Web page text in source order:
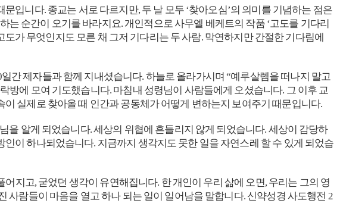
입니다. 종교는 서로 다르지만, 두 날 모두 ‘찾아오심’의 의미를 기념하는 점은
는 순간이 오기를 바라지요. 개인적으로 사무엘 베케트의 작품 ‘고도를 기다리
가 무엇인지도 모른 채 그저 기다리는 두 사람. 막연하지만 간절한 기다림에
간 제자들과 함께 지내셨습니다. 하늘로 올라가시며 “예루살렘을 떠나지 말고
방에 모여 기도했습니다. 마침내 성령님이 사람들에게 오셨습니다. 그 이후 교
실제로 찾아올 때 인간과 공동체가 어떻게 변하는지 보여주기 때문입니다.
을 알게 되었습니다. 세상의 위협에 흔들리지 않게 되었습니다. 세상이 감당하
이 하나되었습니다. 지금까지 생각지도 못한 일을 자연스레 할 수 있게 되었습
지고, 굳었던 생각이 유연해집니다. 한 개인이 우리 삶에 오면, 우리는 그의 영
람들이 마음을 열고 하나 되는 일이 일어남을 말합니다. 신약성경 사도행전 2